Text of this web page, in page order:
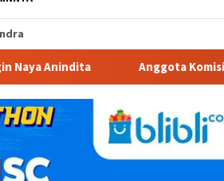
X DPR RI Dr. Hj. Karmila Sari,